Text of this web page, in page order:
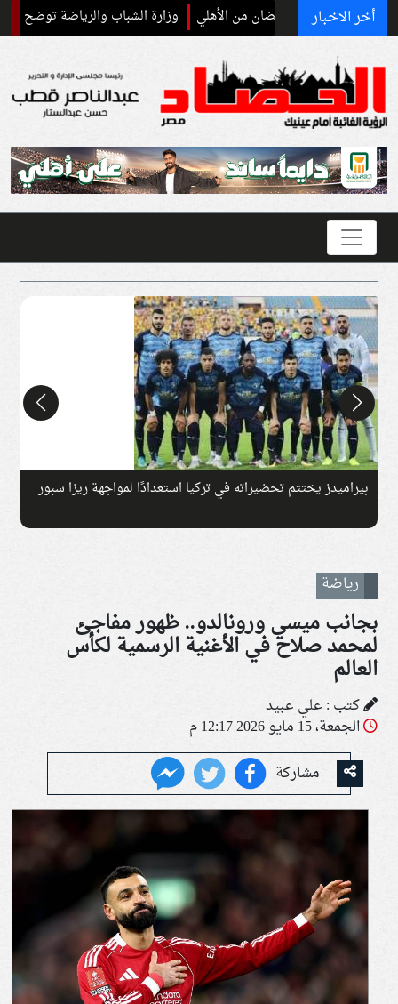
أخر الاخبار
علي بن رمضان من الأهلي وزارة الشباب والرياضة توضح موقفها من
بيراميدز يختتم تحضيراته في تركيا استعدادًا لمواجهة ريزا سبور
رياضة
بجانب ميسي ورونالدو.. ظهور مفاجئ
لمحمد صلاح في الأغنية الرسمية لكأس
العالم
كتب : علي عبيد
الجمعة، 15 مايو 2026 12:17 م
مشاركة